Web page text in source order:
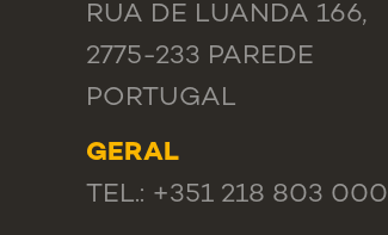
RUA DE LUANDA 166,
2775-233 PAREDE
PORTUGAL
GERAL
TEL.: +351 218 803 000